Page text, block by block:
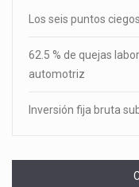
Los seis puntos
62.5 % de quejas
automotriz
Inversión fija bruta